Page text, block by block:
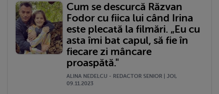
Cum se descurcă Răzvan
Fodor cu fiica lui când Irina
este plecată la filmări. „Eu cu
asta îmi bat capul, să fie în
fiecare zi mâncare
proaspătă."
ALINA NEDELCU - REDACTOR SENIOR | JOI,
09.11.2023